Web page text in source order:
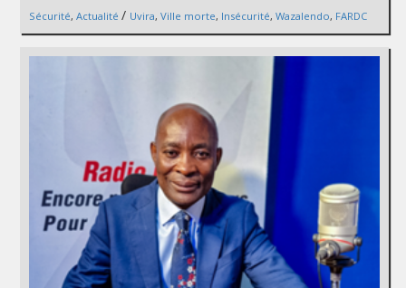
Sécurité, Actualité / Uvira, Ville morte, Insécurité, Wazalendo, FARDC